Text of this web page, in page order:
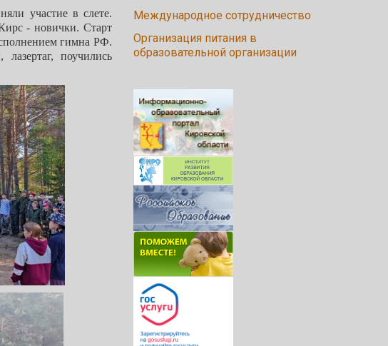
участие в слете.
- новички. Старт
гимна РФ.
поучились
Международное сотрудничество
Организация питания в
образовательной организации